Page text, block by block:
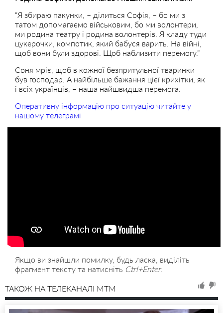
“Я збираю пакунки, – ділиться Софія, – бо ми з
татом допомагаємо військовим, бо ми волонтери,
ми родина театру і родина волонтерів. Я кладу туди
цукерочки, компотик, який бабуся варить. На війні,
щоб вони були здорові. Щоб наблизити перемогу.”
Соня мріє, щоб в кожної безпритульної тваринки
був господар. А найбільше бажання цієї крихітки, як
і всіх українців, – наша найшвидша перемога.
Оперативну інформацію про ситуацію читайте у
нашому телеграмі
Якщо ви знайшли помилку, будь ласка, виділіть
фрагмент тексту та натисніть Ctrl+Enter.
ТАКОЖ НА ТЕЛЕКАНАЛІ MTM